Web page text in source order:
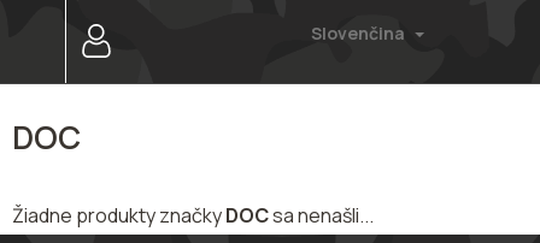
Slovenčina
DOC
Žiadne produkty značkyDOCsa nenašli...